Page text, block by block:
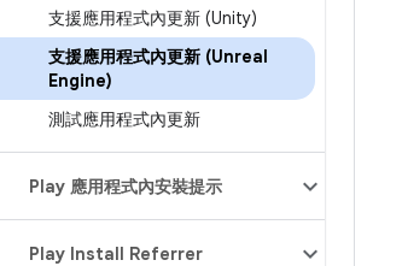
支援應用程式內更新 (Unity)
支援應用程式內更新 (Unreal
Engine)
測試應用程式內更新
Play 應用程式內安裝提示
Play Install Referrer